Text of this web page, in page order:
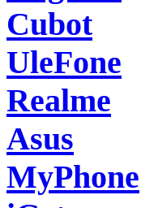
Cubot
UleFone
Realme
Asus
MyPhone